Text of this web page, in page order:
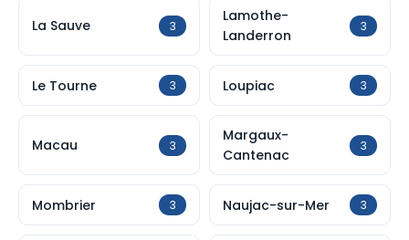
La Sauve 3
Lamothe-
Landerron
3
Le Tourne 3 Loupiac 3
Macau 3
Margaux-
Cantenac
3
Mombrier 3 Naujac-sur-Mer 3